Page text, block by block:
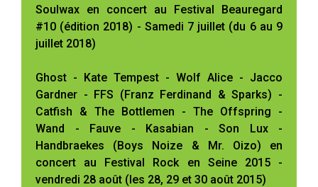
Soulwax en concert au Festival Beauregard
#10 (édition 2018) - Samedi 7 juillet (du 6 au 9
juillet 2018)
Ghost - Kate Tempest - Wolf Alice - Jacco
Gardner - FFS (Franz Ferdinand & Sparks) -
Catfish & The Bottlemen - The Offspring -
Wand - Fauve - Kasabian - Son Lux -
Handbraekes (Boys Noize & Mr. Oizo) en
concert au Festival Rock en Seine 2015 -
vendredi 28 août (les 28, 29 et 30 août 2015)